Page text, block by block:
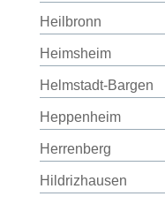
Heilbronn
Heimsheim
Helmstadt-Bargen
Heppenheim
Herrenberg
Hildrizhausen